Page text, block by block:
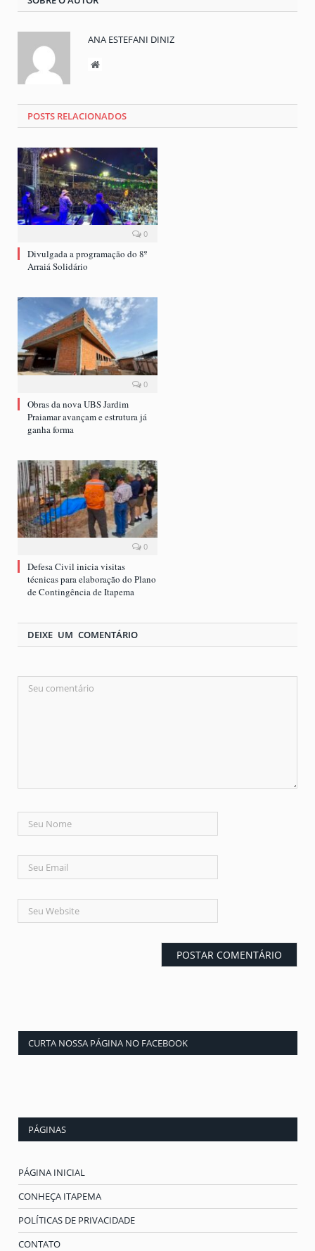
ANA ESTEFANI DINIZ
Website
POSTS RELACIONADOS
0
Divulgada a programação do 8º
Arraiá Solidário
0
Obras da nova UBS Jardim
Praiamar avançam e estrutura já
ganha forma
0
Defesa Civil inicia visitas
técnicas para elaboração do Plano
de Contingência de Itapema
DEIXE UM COMENTÁRIO
CURTA NOSSA PÁGINA NO FACEBOOK
PÁGINAS
PÁGINA INICIAL
CONHEÇA ITAPEMA
POLÍTICAS DE PRIVACIDADE
CONTATO